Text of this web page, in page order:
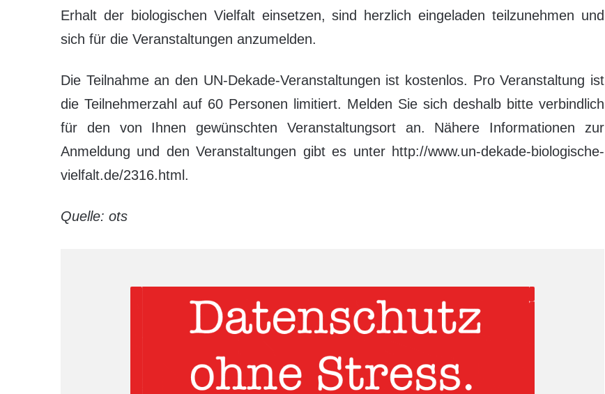
Erhalt der biologischen Vielfalt einsetzen, sind herzlich eingeladen teilzunehmen und
sich für die Veranstaltungen anzumelden.
Die Teilnahme an den UN-Dekade-Veranstaltungen ist kostenlos. Pro Veranstaltung ist
die Teilnehmerzahl auf 60 Personen limitiert. Melden Sie sich deshalb bitte verbindlich
für den von Ihnen gewünschten Veranstaltungsort an. Nähere Informationen zur
Anmeldung und den Veranstaltungen gibt es unter http://www.un-dekade-biologische-
vielfalt.de/2316.html.
Quelle: ots